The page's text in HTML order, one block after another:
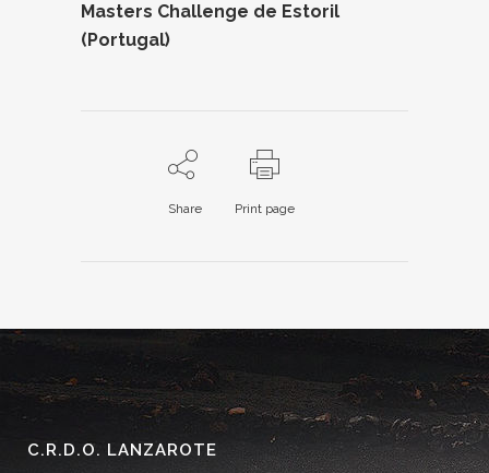
Masters Challenge de Estoril
(Portugal)
Share Print page
C.R.D.O. LANZAROTE